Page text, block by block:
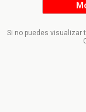
Si no puedes visualizar